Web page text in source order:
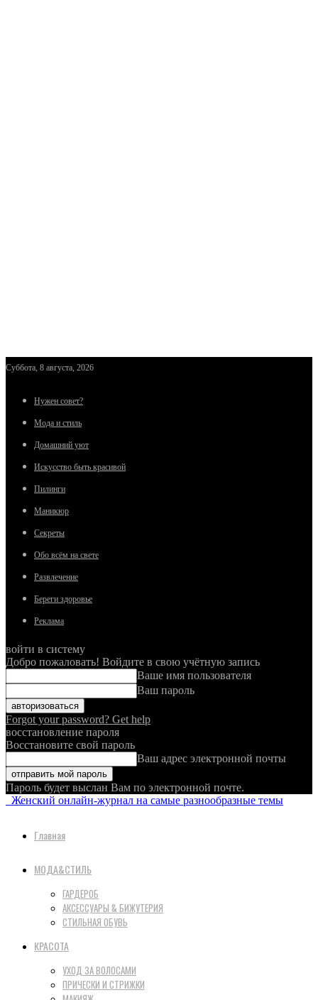
Суббота, 8 августа, 2026
Нужен совет?
Мода и стиль
Домашний уют
Искусство быть красивой
Пилинги
Маникюр
Секреты
Обо всём на свете
Развлечение
Береги здоровье
Реклама
войти в систему
Добро пожаловать! Войдите в свою учётную запись
Ваше имя пользователя
Ваш пароль
Forgot your password? Get help
восстановление пароля
Восстановите свой пароль
Ваш адрес электронной почты
Пароль будет выслан Вам по электронной почте.
Женский онлайн-журнал на самые разнообразные темы
Главная
МОДА&СТИЛЬ
ГАРДЕРОБ
АКСЕССУАРЫ & БИЖУТЕРИЯ
СТИЛЬНАЯ ОБУВЬ
КРАСОТА
УХОД ЗА ВОЛОСАМИ
ПРИЧЕСКИ И СТРИЖКИ